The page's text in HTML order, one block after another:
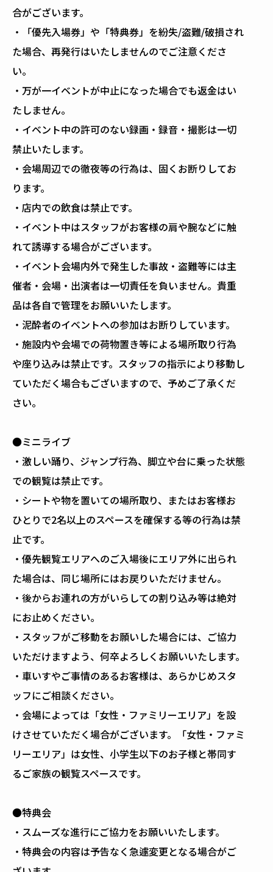
合がございます。
・「優先入場券」や「特典券」を紛失/盗難/破損され
た場合、再発行はいたしませんのでご注意くださ
い。
・万が一イベントが中止になった場合でも返金はい
たしません。
・イベント中の許可のない録画・録音・撮影は一切
禁止いたします。
・会場周辺での徹夜等の行為は、固くお断りしてお
ります。
・店内での飲食は禁止です。
・イベント中はスタッフがお客様の肩や腕などに触
れて誘導する場合がございます。
・イベント会場内外で発生した事故・盗難等には主
催者・会場・出演者は一切責任を負いません。貴重
品は各自で管理をお願いいたします。
・泥酔者のイベントへの参加はお断りしています。
・施設内や会場での荷物置き等による場所取り行為
や座り込みは禁止です。スタッフの指示により移動し
ていただく場合もございますので、予めご了承くだ
さい。
●ミニライブ
・激しい踊り、ジャンプ行為、脚立や台に乗った状態
での観覧は禁止です。
・シートや物を置いての場所取り、またはお客様お
ひとりで2名以上のスペースを確保する等の行為は禁
止です。
・優先観覧エリアへのご入場後にエリア外に出られ
た場合は、同じ場所にはお戻りいただけません。
・後からお連れの方がいらしての割り込み等は絶対
にお止めください。
・スタッフがご移動をお願いした場合には、ご協力
いただけますよう、何卒よろしくお願いいたします。
・車いすやご事情のあるお客様は、あらかじめスタ
ッフにご相談ください。
・会場によっては「女性・ファミリーエリア」を設
けさせていただく場合がございます。「女性・ファミ
リーエリア」は女性、小学生以下のお子様と帯同す
るご家族の観覧スペースです。
●特典会
・スムーズな進行にご協力をお願いいたします。
・特典会の内容は予告なく急遽変更となる場合がご